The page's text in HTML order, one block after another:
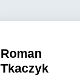
post:
Roman
Tkaczyk